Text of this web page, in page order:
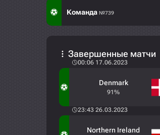
Команда №739
Завершенные матчи
00:06 17.06.2023
Denmark
91%
23:43 26.03.2023
Northern Ireland